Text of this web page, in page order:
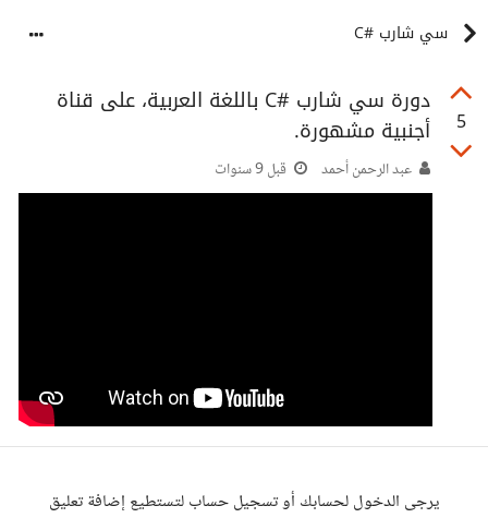
سي شارب #C
5
دورة سي شارب #C باللغة العربية، على قناة
أجنبية مشهورة.
عبد الرحمن أحمد قبل 9 سنوات
يرجى الدخول لحسابك أو تسجيل حساب لتستطيع إضافة تعليق